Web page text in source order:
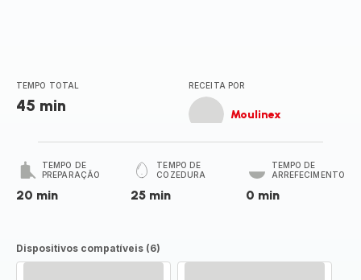
TEMPO TOTAL
45 min
RECEITA POR
Moulinex
TEMPO DE
PREPARAÇÃO
20 min
TEMPO DE
COZEDURA
25 min
TEMPO DE
ARREFECIMENTO
0 min
Dispositivos compatíveis (6)